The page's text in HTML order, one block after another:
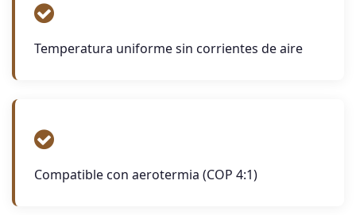
Temperatura uniforme sin corrientes de aire
Compatible con aerotermia (COP 4:1)